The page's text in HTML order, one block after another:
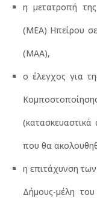
η μετατροπή
(ΜΕΑ) Ηπείρου
(ΜΑΑ),
ο έλεγχος για
(κατασκευαστικά
που θα
η επιτάχυνση
Δήμους-μέλη